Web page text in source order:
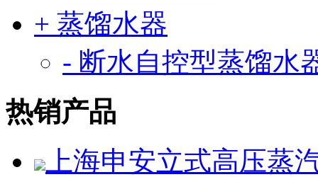
+ 蒸馏水器
- 断水自控型蒸馏水
热销产品
上海申安立式高压蒸